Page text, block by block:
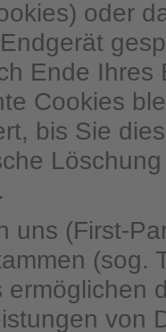
oder
Ende Ihres
Cookies
bis Sie
uns (First-
(sog.
ermöglichen
von